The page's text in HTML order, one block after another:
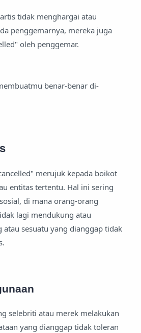
tidak menghargai atau
penggemarnya, mereka juga
oleh penggemar.
benar-benar di-
merujuk kepada boikot
entitas tertentu. Hal ini sering
di mana orang-orang
lagi mendukung atau
atau sesuatu yang dianggap tidak
selebriti atau merek melakukan
yang dianggap tidak toleran